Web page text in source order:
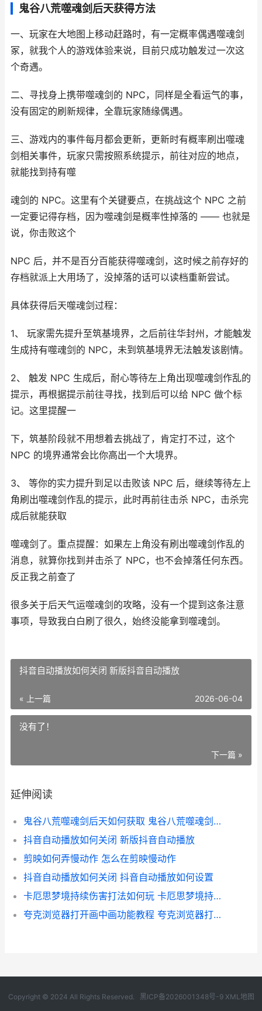
鬼谷八荒噬魂剑后天获得方法
一、玩家在大地图上移动赶路时，有一定概率偶遇噬魂剑
冢，就我个人的游戏体验来说，目前只成功触发过一次这
个奇遇。
二、寻找身上携带噬魂剑的 NPC，同样是全看运气的事，
没有固定的刷新规律，全靠玩家随缘偶遇。
三、游戏内的事件每月都会更新，更新时有概率刷出噬魂
剑相关事件，玩家只需按照系统提示，前往对应的地点，
就能找到持有噬
魂剑的 NPC。这里有个关键要点，在挑战这个 NPC 之前
一定要记得存档，因为噬魂剑是概率性掉落的 —— 也就是
说，你击败这个
NPC 后，并不是百分百能获得噬魂剑，这时候之前存好的
存档就派上大用场了，没掉落的话可以读档重新尝试。
具体获得后天噬魂剑过程：
1、 玩家需先提升至筑基境界，之后前往华封州，才能触发
生成持有噬魂剑的 NPC，未到筑基境界无法触发该剧情。
2、 触发 NPC 生成后，耐心等待左上角出现噬魂剑作乱的
提示，再根据提示前往寻找，找到后可以给 NPC 做个标
记。这里提醒一
下，筑基阶段就不用想着去挑战了，肯定打不过，这个
NPC 的境界通常会比你高出一个大境界。
3、 等你的实力提升到足以击败该 NPC 后，继续等待左上
角刷出噬魂剑作乱的提示，此时再前往击杀 NPC，击杀完
成后就能获取
噬魂剑了。重点提醒：如果左上角没有刷出噬魂剑作乱的
消息，就算你找到并击杀了 NPC，也不会掉落任何东西。
反正我之前查了
很多关于后天气运噬魂剑的攻略，没有一个提到这条注意
事项，导致我白白刷了很久，始终没能拿到噬魂剑。
抖音自动播放如何关闭 新版抖音自动播放
« 上一篇 2026-06-04
没有了！
下一篇 »
延伸阅读
鬼谷八荒噬魂剑后天如何获取 鬼谷八荒噬魂剑被人发现会怎么样
抖音自动播放如何关闭 新版抖音自动播放
剪映如何弄慢动作 怎么在剪映慢动作
抖音自动播放如何关闭 抖音自动播放如何设置
卡厄思梦境持续伤害打法如何玩 卡厄思梦境持续伤害量
夸克浏览器打开画中画功能教程 夸克浏览器打开网址
Copyright © 2024 All Rights Reserved. 黑ICP备2026001348号-9 XML地图